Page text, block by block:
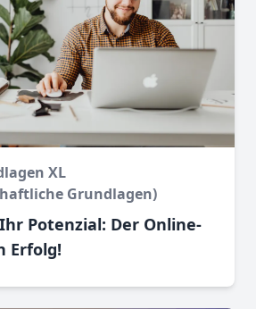
XL
Grundlagen)
Potenzial: Der Online-
Erfolg!